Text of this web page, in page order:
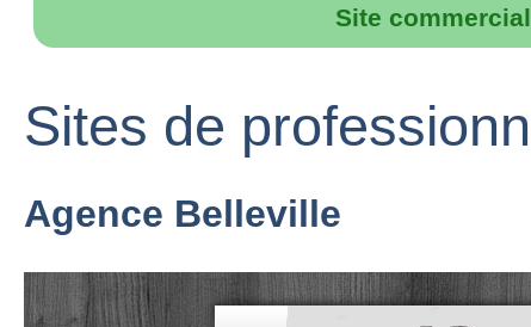
Site
Sites de
Agence Belleville